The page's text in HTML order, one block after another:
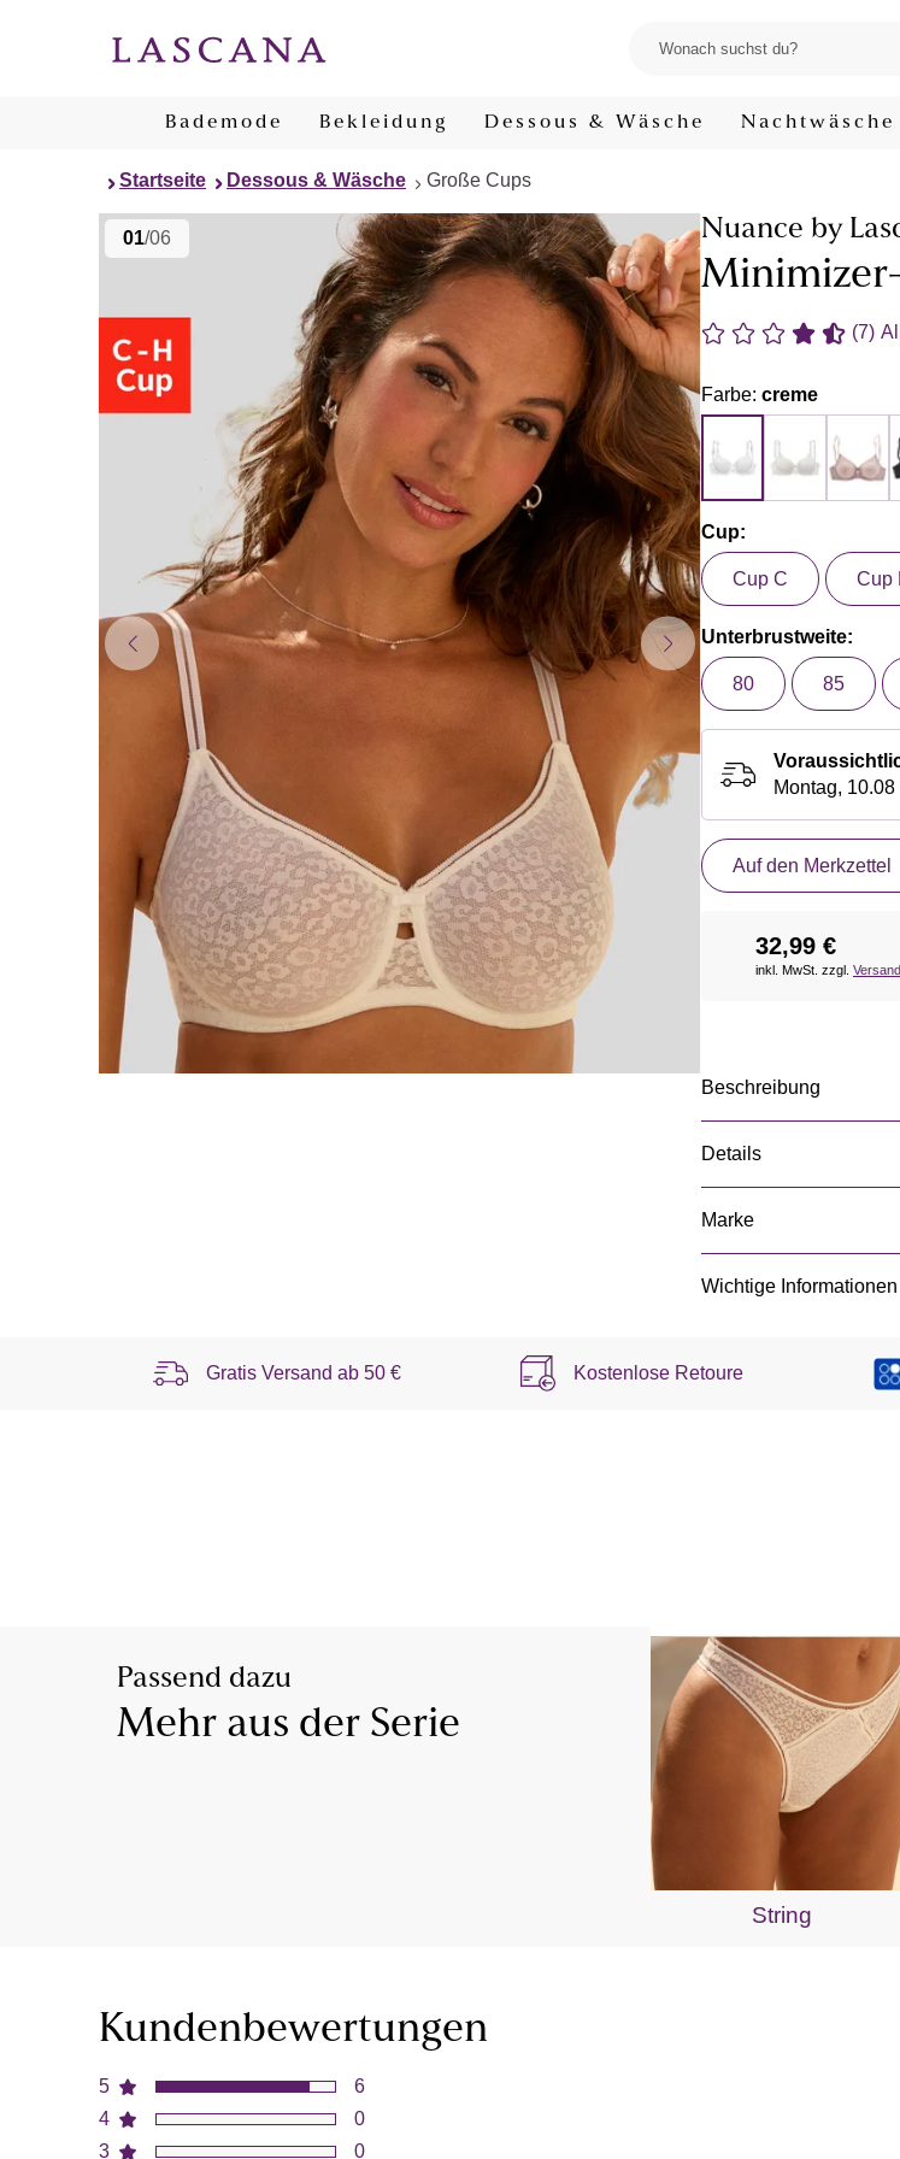
Bademode Bekleidung Dessous & Wäsche Nachtwäsche
Startseite Dessous & Wäsche Große Cups
01/06 Nuance by
(7)
Farbe: creme
Cup:
Cup C Cup
Unterbrustweite:
80 85
Montag,
Auf den Merkzettel
32,99 €
inkl. MwSt. zzgl.
Beschreibung
Details
Marke
Wichtige Informationen
Gratis Versand ab 50 € Kostenlose Retoure
Passend dazu
Mehr aus der Serie
String
Kundenbewertungen
5
4
3
6
0
0